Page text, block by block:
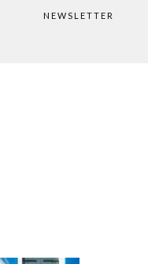
NEWSLETTER